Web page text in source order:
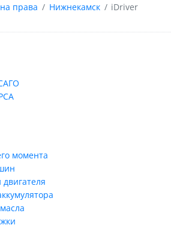
права Нижнекамск iDriver
момента